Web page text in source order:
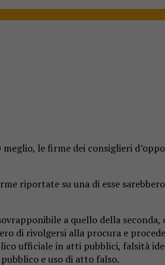
le firme dei consiglieri
riportate su una di esse
a quello della seconda,
di rivolgersi alla procura e
ufficiale in atti pubblici, falsità
e uso di atto falso.